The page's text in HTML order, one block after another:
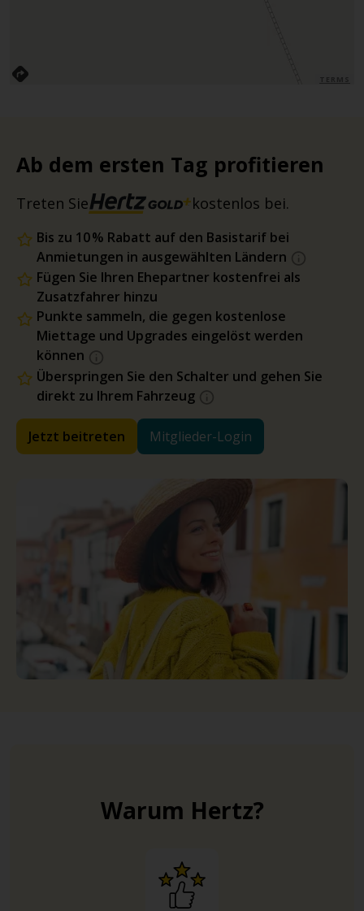
Ab dem ersten Tag profitieren
Treten Sie kostenlos bei.
Bis zu 10 % Rabatt auf den Basistarif bei
Anmietungen in ausgewählten Ländern
Fügen Sie Ihren Ehepartner kostenfrei als
Zusatzfahrer hinzu
Punkte sammeln, die gegen kostenlose
Miettage und Upgrades eingelöst werden
können
Überspringen Sie den Schalter und gehen Sie
direkt zu Ihrem Fahrzeug
Jetzt beitreten Mitglieder-Login
Warum Hertz?